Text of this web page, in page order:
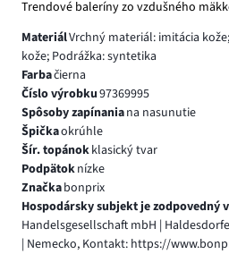
Trendové baleríny zo vzdušného
MateriálVrchný materiál: imitácia
kože; Podrážka: syntetika
Farbačierna
Číslo výrobku97369995
Spôsoby zapínaniana nasunutie
Špičkaokrúhle
Šír. topánokklasický tvar
Podpätoknízke
Značkabonprix
Hospodársky subjekt je zodpovedný
Handelsgesellschaft mbH |
| Nemecko, Kontakt: https://